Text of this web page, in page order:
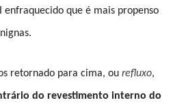
enfraquecido que é mais propenso
retornado para cima, ou refluxo,
do revestimento interno do